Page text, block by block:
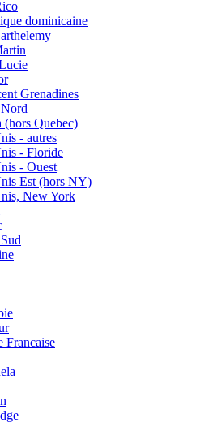
dominicaine
Grenadines
(hors Quebec)
- autres
- Floride
- Ouest
Est (hors NY)
New York
Francaise